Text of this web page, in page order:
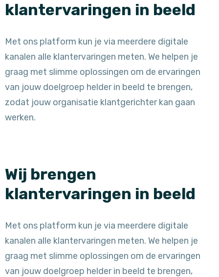
klantervaringen in beeld
Met ons platform kun je via meerdere digitale
kanalen alle klantervaringen meten. We helpen je
graag met slimme oplossingen om de ervaringen
van jouw doelgroep helder in beeld te brengen,
zodat jouw organisatie klantgerichter kan gaan
werken.
Wij brengen
klantervaringen in beeld
Met ons platform kun je via meerdere digitale
kanalen alle klantervaringen meten. We helpen je
graag met slimme oplossingen om de ervaringen
van jouw doelgroep helder in beeld te brengen,